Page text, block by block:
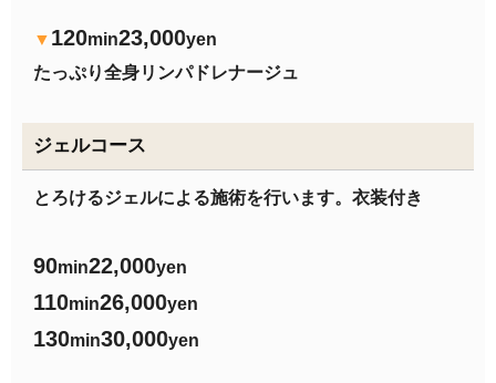
▼ 120min23,000yen
たっぷり全身リンパドレナージュ
ジェルコース
とろけるジェルによる施術を行います。衣装付き
90min22,000yen
110min26,000yen
130min30,000yen